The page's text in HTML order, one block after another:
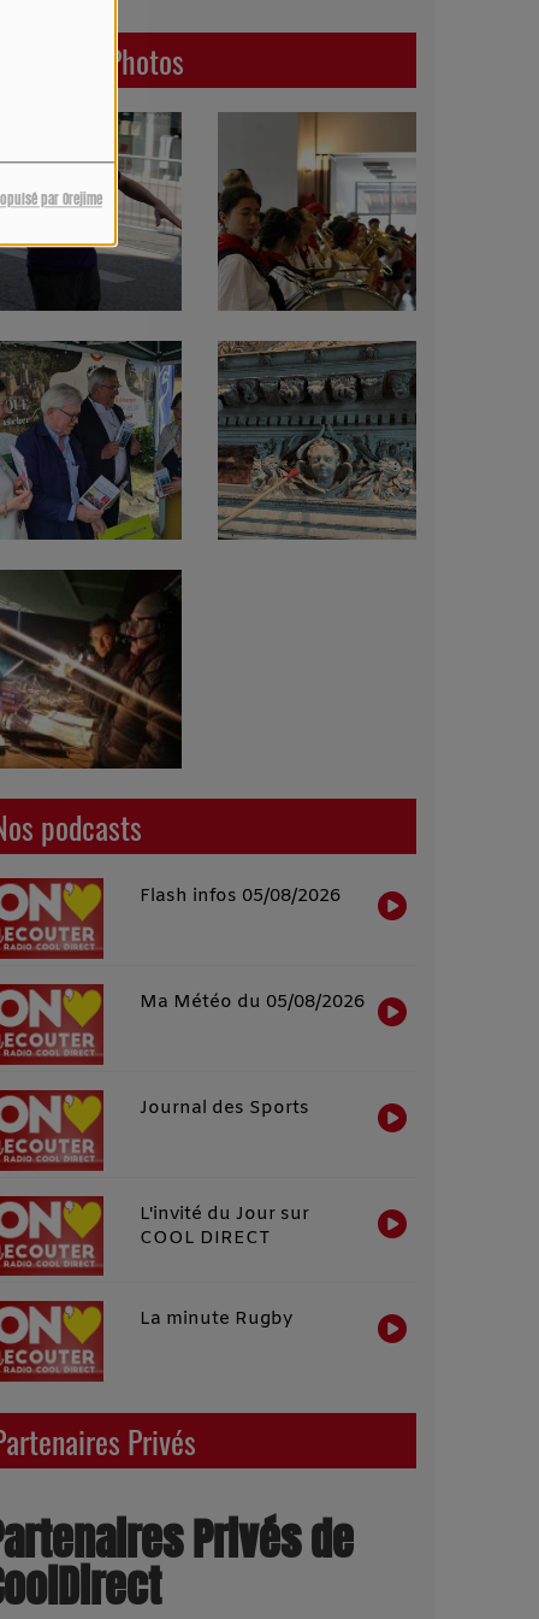
par Orejime
Dernières Photos
podcasts
Flash infos 05/08/2026
Ma Météo du 05/08/2026
Journal des Sports
L'invité du Jour sur
COOL DIRECT
La minute Rugby
Privés
Privés de